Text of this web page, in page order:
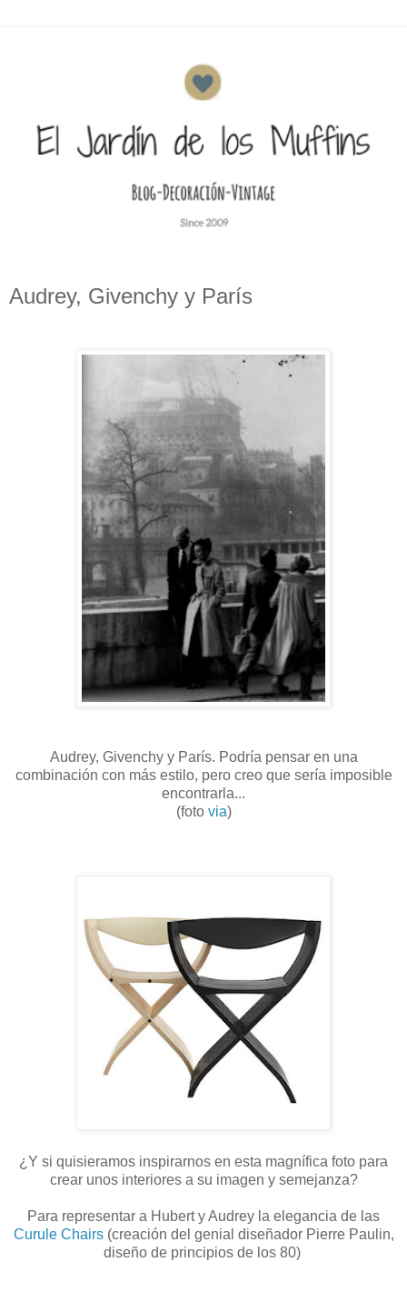
Audrey, Givenchy y París
Audrey, Givenchy y París. Podría pensar en una
combinación con más estilo, pero creo que sería imposible
encontrarla...
(foto via)
¿Y si quisieramos inspirarnos en esta magnífica foto para
crear unos interiores a su imagen y semejanza?
Para representar a Hubert y Audrey la elegancia de las
Curule Chairs(creación del genial diseñador Pierre Paulin,
diseño de principios de los 80)